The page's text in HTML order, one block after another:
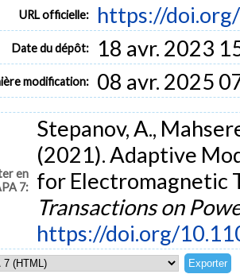
URL officielle: https://
Date du dépôt: 18 avr. 2023
modification: 08 avr. 2025
en
7:
Stepanov, A.,
(2021). Adaptive
for Electromagnetic
Transactions on
https://doi.org/